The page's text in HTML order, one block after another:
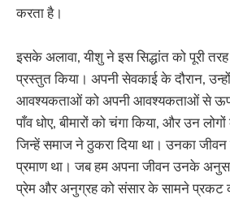
करता है।
इसके अलावा, यीशु ने इस सिद्धांत को पूरी
प्रस्तुत किया। अपनी सेवकाई के दौरान,
आवश्यकताओं को अपनी आवश्यकताओं से
पाँव धोए, बीमारों को चंगा किया, और उन
जिन्हें समाज ने ठुकरा दिया था। उनका जीवन
प्रमाण था। जब हम अपना जीवन उनके
प्रेम और अनुग्रह को संसार के सामने प्रकट